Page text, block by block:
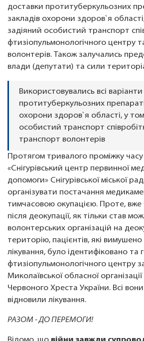
доставки протитуберкульозних
закладів охорони здоров`я
задіяний особистий транспорт
фтизіопульмонологічного центру
волонтерів. Також залучались
влади (депутати) та сили
Використовувались всі
протитуберкульозних
охорони здоров`я області, у
особистий транспорт
транспорт волонтерів
Протягом тривалого проміжку
«Снігурівський центр первинної
допомоги» Снігурівської міської
організувати постачання
тимчасовою окупацією. Проте, вже
після деокупації, як тільки став
волонтерських організацій на
територію, пацієнтів, які
лікування, було ідентифіковано та
фтизіопульмонологічного центру
Миколаївської обласної
Червоного Хреста України. Всі
відновили лікування.
РАЗОМ - ДО ПЕРЕМОГИ!